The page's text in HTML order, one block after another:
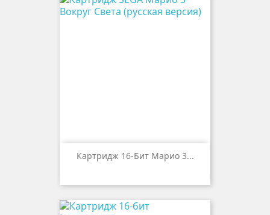
Картридж 16-Бит Марио 3...